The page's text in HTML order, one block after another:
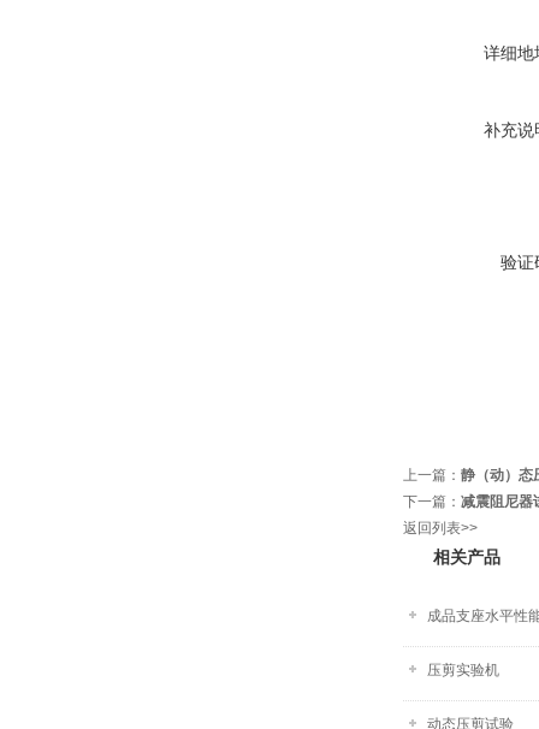
详细地
补充说
验证
上一篇： 静（动）态
下一篇： 减震阻尼器
返回列表>>
相关产品
成品支座水平性
压剪实验机
动态压剪试验